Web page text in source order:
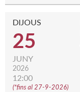
DIJOUS
25
JUNY
2026
12:00
(*fins al 27-9-2026)